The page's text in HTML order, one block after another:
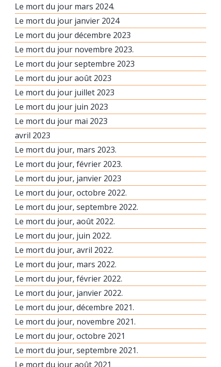
Le mort du jour mars 2024.
Le mort du jour janvier 2024
Le mort du jour décembre 2023
Le mort du jour novembre 2023.
Le mort du jour septembre 2023
Le mort du jour août 2023
Le mort du jour juillet 2023
Le mort du jour juin 2023
Le mort du jour mai 2023
avril 2023
Le mort du jour, mars 2023.
Le mort du jour, février 2023.
Le mort du jour, janvier 2023
Le mort du jour, octobre 2022.
Le mort du jour, septembre 2022.
Le mort du jour, août 2022.
Le mort du jour, juin 2022.
Le mort du jour, avril 2022.
Le mort du jour, mars 2022.
Le mort du jour, février 2022.
Le mort du jour, janvier 2022.
Le mort du jour, décembre 2021.
Le mort du jour, novembre 2021.
Le mort du jour, octobre 2021
Le mort du jour, septembre 2021.
Le mort du jour août 2021